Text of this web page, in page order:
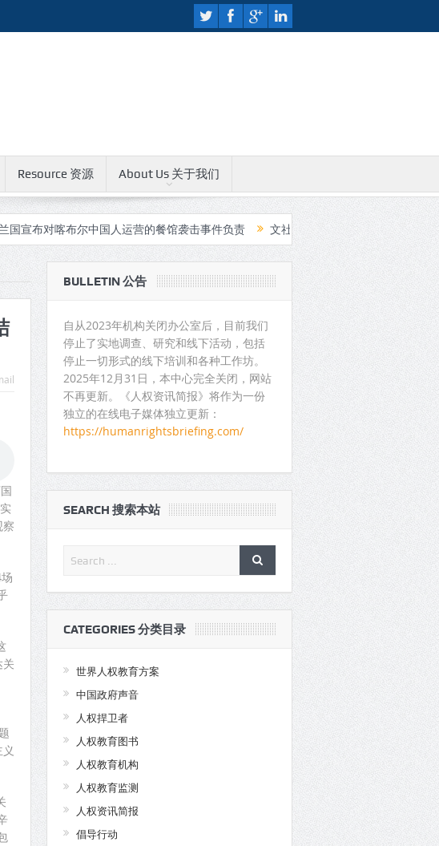
Resource 资源 About Us 关于我们
喀布尔中国人运营的餐馆袭击事件负责 文社人权教育中心无限期关闭公告 中
BULLETIN 公告
自从2023年机构关闭办公室后，目前我们
停止了实地调查、研究和线下活动，包括
停止一切形式的线下培训和各种工作坊。
2025年12月31日，本中心完全关闭，网站
不再更新。《人权资讯简报》将作为一份
独立的在线电子媒体独立更新：
https://humanrightsbriefing.com/
SEARCH 搜索本站
CATEGORIES 分类目录
世界人权教育方案
中国政府声音
人权捍卫者
人权教育图书
人权教育机构
人权教育监测
人权资讯简报
倡导行动